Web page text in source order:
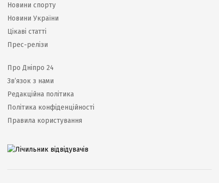
Новини спорту
Новини України
Цікаві статті
Прес-релізи
Про Дніпро 24
Зв’язок з нами
Редакційна політика
Політика конфіденційності
Правила користування